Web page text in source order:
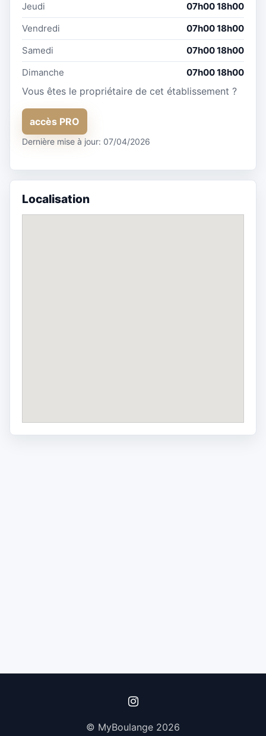
Jeudi
07h00 18h00
Vendredi
07h00 18h00
Samedi
07h00 18h00
Dimanche
07h00 18h00
Vous êtes le propriétaire de cet établissement ?
accès PRO
Dernière mise à jour: 07/04/2026
Localisation
© MyBoulange 2026